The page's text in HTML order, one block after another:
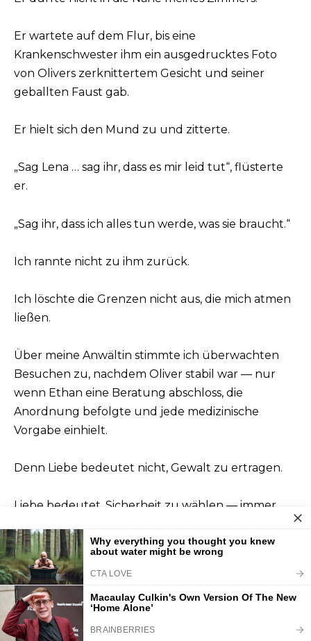
Er wartete auf dem Flur, bis eine
Krankenschwester ihm ein ausgedrucktes Foto
von Olivers zerknittertem Gesicht und seiner
geballten Faust gab.
Er hielt sich den Mund zu und zitterte.
„Sag Lena … sag ihr, dass es mir leid tut“, flüsterte
er.
„Sag ihr, dass ich alles tun werde, was sie braucht.“
Ich rannte nicht zu ihm zurück.
Ich löschte die Grenzen nicht aus, die mich atmen
ließen.
Über meine Anwältin stimmte ich überwachten
Besuchen zu, nachdem Oliver stabil war — nur
wenn Ethan eine Beratung abschloss, die
Anordnung befolgte und jede medizinische
Vorgabe einhielt.
Denn Liebe bedeutet nicht, Gewalt zu ertragen.
Liebe bedeutet, Sicherheit zu wählen — immer